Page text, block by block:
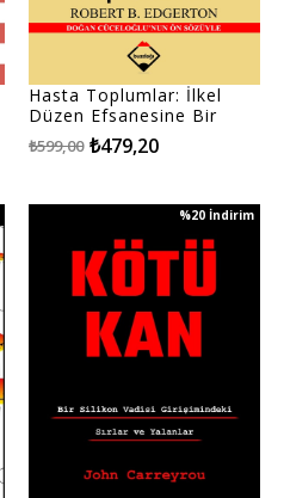
Hasta Toplumlar: İlkel
Düzen Efsanesine Bir
Meydan Okuyuş
₺479,20
₺599,00
%20 İndirim
%20İndirim